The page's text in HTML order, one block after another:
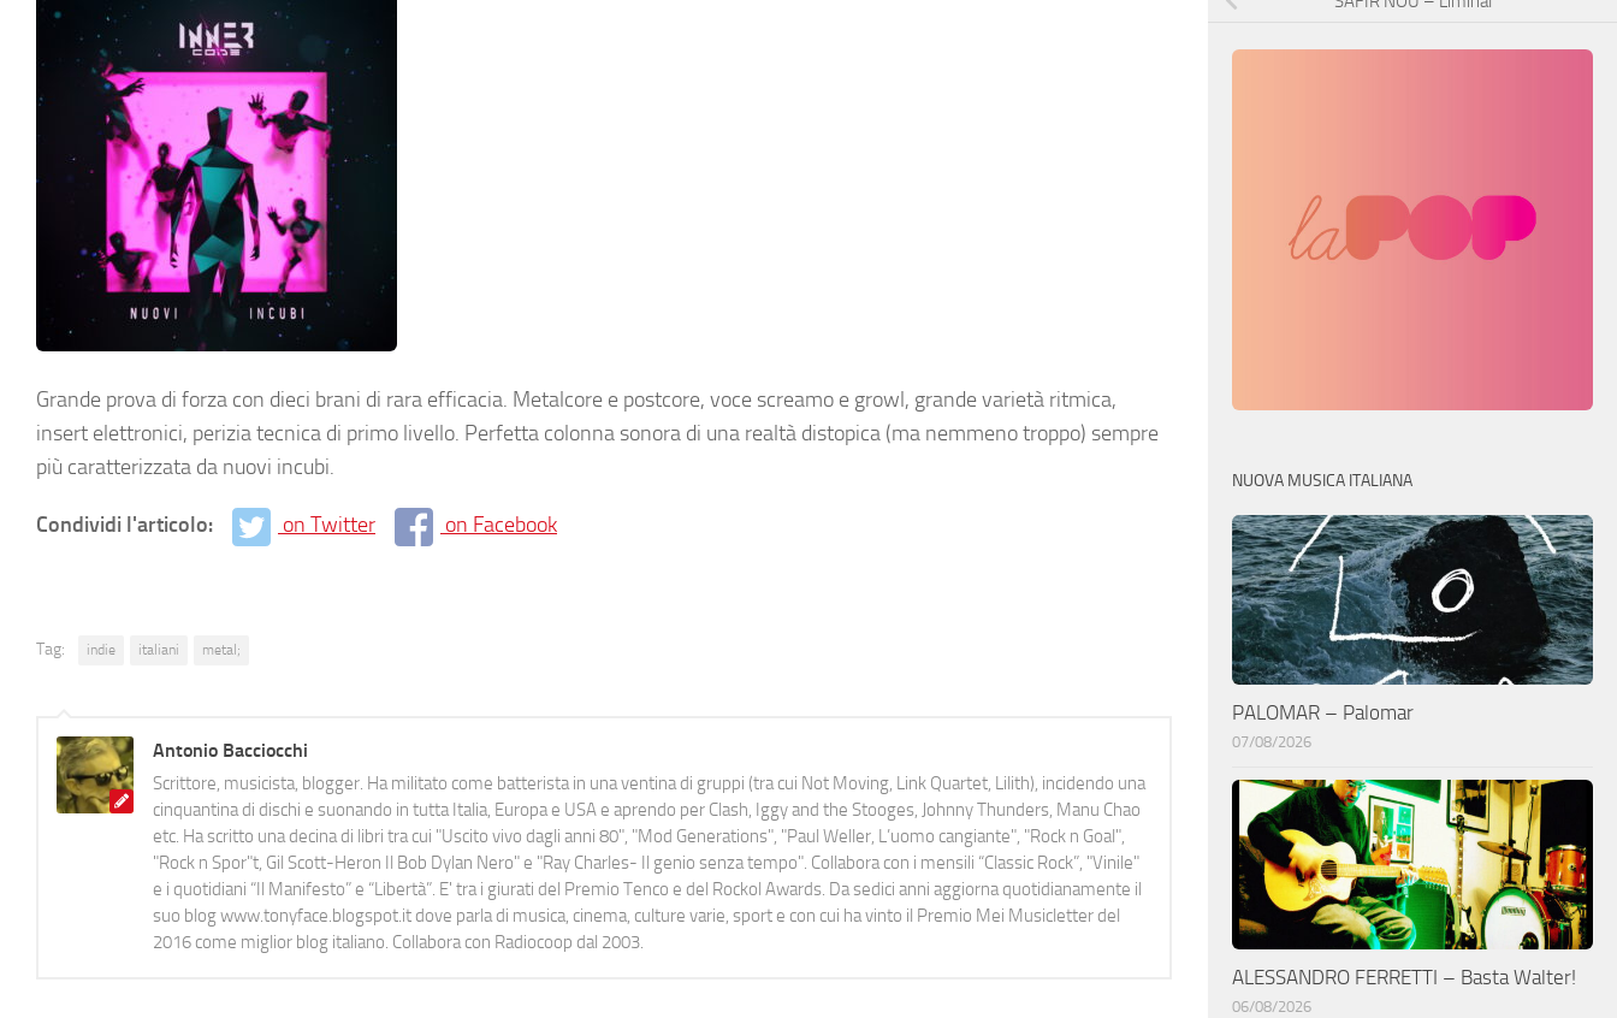
Grande prova di forza con dieci brani di rara efficacia. Metalcore e postcore, voce screamo e growl, grande varietà ritmica,
insert elettronici, perizia tecnica di primo livello. Perfetta colonna sonora di una realtà distopica (ma nemmeno troppo) sempre
più caratterizzata da nuovi incubi.
Condividi l'articolo: on Twitter on Facebook
Tag: indie italiani metal;
Antonio Bacciocchi
Scrittore, musicista, blogger. Ha militato come batterista in una ventina di gruppi (tra cui Not Moving, Link Quartet, Lilith), incidendo una
cinquantina di dischi e suonando in tutta Italia, Europa e USA e aprendo per Clash, Iggy and the Stooges, Johnny Thunders, Manu Chao
etc. Ha scritto una decina di libri tra cui "Uscito vivo dagli anni 80", "Mod Generations", "Paul Weller, L’uomo cangiante", "Rock n Goal",
"Rock n Spor"t, Gil Scott-Heron Il Bob Dylan Nero" e "Ray Charles- Il genio senza tempo". Collabora con i mensili “Classic Rock”, "Vinile"
e i quotidiani “Il Manifesto” e “Libertà”. E' tra i giurati del Premio Tenco e del Rockol Awards. Da sedici anni aggiorna quotidianamente il
suo blog www.tonyface.blogspot.it dove parla di musica, cinema, culture varie, sport e con cui ha vinto il Premio Mei Musicletter del
2016 come miglior blog italiano. Collabora con Radiocoop dal 2003.
NUOVA MUSICA ITALIANA
PALOMAR – Palomar
07/08/2026
ALESSANDRO FERRETTI – Basta Walter!
06/08/2026